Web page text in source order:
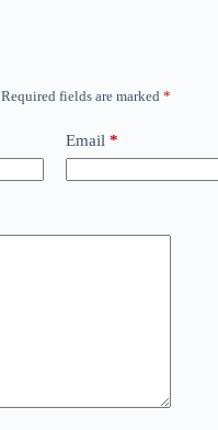
Required fields are marked *
Email *